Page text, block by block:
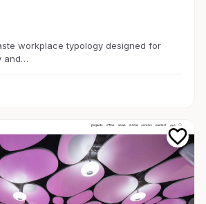
workplace typology designed for
and…